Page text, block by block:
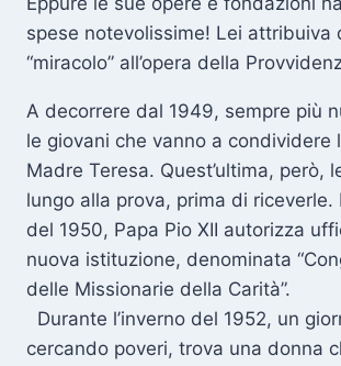
spese notevolissime! Lei attribuiva
“miracolo” all’opera della
A decorrere dal 1949, sempre più
le giovani che vanno a condividere
Madre Teresa. Quest’ultima, però,
lungo alla prova, prima di riceverle.
del 1950, Papa Pio XII autorizza
nuova istituzione, denominata
delle Missionarie della Carità”.
Durante l’inverno del 1952, un
cercando poveri, trova una donna